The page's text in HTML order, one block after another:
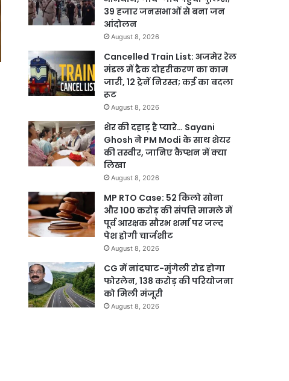
39 हजार जनसभाओं से बना जन
आंदोलन
August 8, 2026
Cancelled Train List: अजमेर रेल
मंडल में ट्रैक दोहरीकरण का काम
जारी, 12 ट्रेनें निरस्त; कई का बदला
रूट
August 8, 2026
शेर की दहाड़ है प्यारे… Sayani
Ghosh ने PM Modi के साथ शेयर
की तस्वीर, जानिए कैप्शन में क्या
लिखा
August 8, 2026
MP RTO Case: 52 किलो सोना
और 100 करोड़ की संपत्ति मामले में
पूर्व आरक्षक सौरभ शर्मा पर जल्द
पेश होगी चार्जशीट
August 8, 2026
CG में नांदघाट-मुंगेली रोड होगा
फोरलेन, 138 करोड़ की परियोजना
को मिली मंजूरी
August 8, 2026